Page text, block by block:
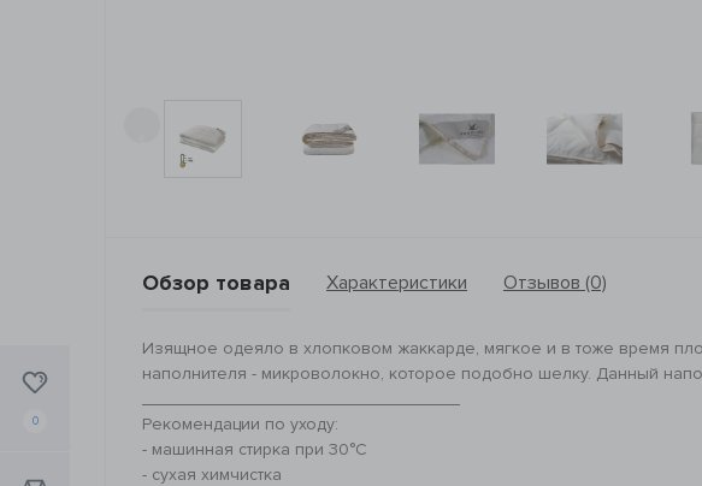
0
Обзор товара Характеристики Отзывов (0)
Изящное одеяло в хлопковом жаккарде, мягкое и в тоже время
наполнителя - микроволокно, которое подобно шелку. Данный
Рекомендации по уходу:
- машинная стирка при 30°C
- сухая химчистка